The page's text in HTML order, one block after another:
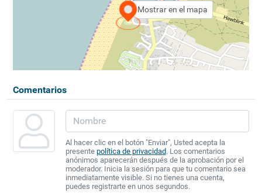
Mostrar en el mapa
Comentarios
Al hacer clic en el botón "Enviar", Usted acepta la
presente política de privacidad. Los comentarios
anónimos aparecerán después de la aprobación por el
moderador. Inicia la sesión para que tu comentario sea
inmediatamente visible. Si no tienes una cuenta,
puedes registrarte en unos segundos.